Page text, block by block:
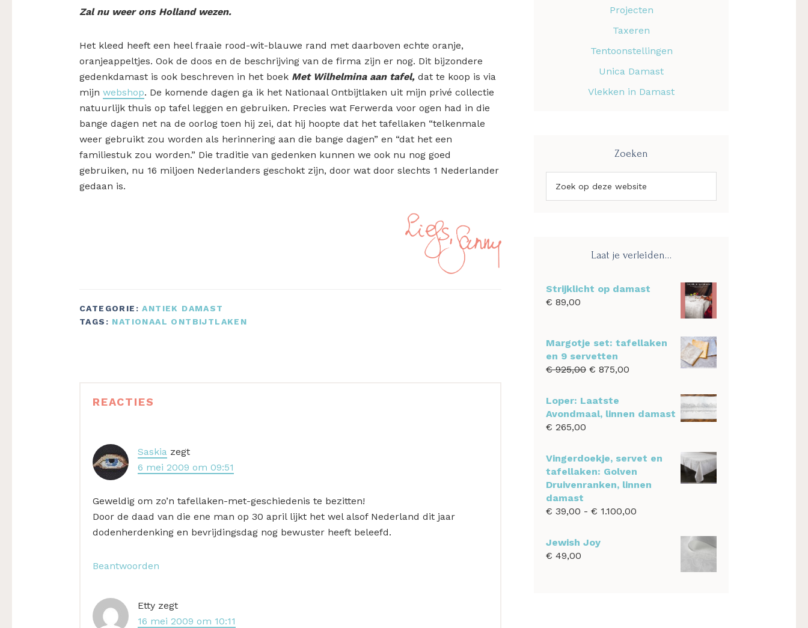
Zal nu weer ons Holland wezen.
Het kleed heeft een heel fraaie rood-wit-blauwe rand met daarboven echte oranje,
oranjeappeltjes. Ook de doos en de beschrijving van de firma zijn er nog. Dit bijzondere
gedenkdamast is ook beschreven in het boek Met Wilhelmina aan tafel, dat te koop is via
mijn webshop. De komende dagen ga ik het Nationaal Ontbijtlaken uit mijn privé collectie
natuurlijk thuis op tafel leggen en gebruiken. Precies wat Ferwerda voor ogen had in die
bange dagen net na de oorlog toen hij zei, dat hij hoopte dat het tafellaken “telkenmale
weer gebruikt zou worden als herinnering aan die bange dagen” en “dat het een
familiestuk zou worden.” Die traditie van gedenken kunnen we ook nu nog goed
gebruiken, nu 16 miljoen Nederlanders geschokt zijn, door wat door slechts 1 Nederlander
gedaan is.
CATEGORIE:ANTIEK DAMAST
TAGS: NATIONAAL ONTBIJTLAKEN
Interacties
REACTIES
Saskia zegt
6 mei 2009 om 09:51
Geweldig om zo’n tafellaken-met-geschiedenis te bezitten!
Door de daad van die ene man op 30 april lijkt het wel alsof Nederland dit jaar
dodenherdenking en bevrijdingsdag nog bewuster heeft beleefd.
Beantwoorden
Etty zegt
16 mei 2009 om 10:11
Projecten
Taxeren
Tentoonstellingen
Unica Damast
Vlekken in Damast
Zoeken
op
Laat je verleiden…
Strijklicht op damast
€ 89,00
Margotje set: tafellaken
en 9 servetten
€925,00 Oorspronkelijke
was:
€ 925,00.
€ 875,00
€ 875,00.
Loper: Laatste
Avondmaal, linnen damast
€ 265,00
Vingerdoekje, servet en
tafellaken: Golven
Druivenranken, linnen
damast
€ 39,00 - € 1.100,00
Jewish Joy
€ 49,00